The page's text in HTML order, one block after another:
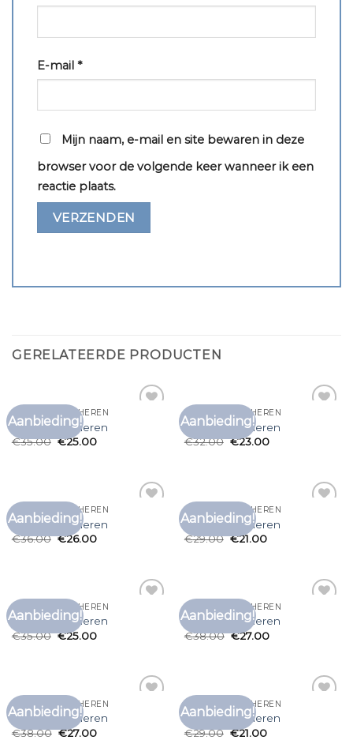
E-mail *
Mijn naam, e-mail en site bewaren in deze
browser voor de volgende keer wanneer ik een
reactie plaats.
GERELATEERDE PRODUCTEN
Aanbieding!
EFFEN T SHIRT HEREN
effen t shirt heren
€35.00 €25.00
Aanbieding!
EFFEN T SHIRT HEREN
effen t shirt heren
€32.00 €23.00
Aanbieding!
EFFEN T SHIRT HEREN
effen t shirt heren
€36.00 €26.00
Aanbieding!
EFFEN T SHIRT HEREN
effen t shirt heren
€29.00 €21.00
Aanbieding!
EFFEN T SHIRT HEREN
effen t shirt heren
€35.00 €25.00
Aanbieding!
EFFEN T SHIRT HEREN
effen t shirt heren
€38.00 €27.00
Aanbieding!
EFFEN T SHIRT HEREN
effen t shirt heren
€38.00 €27.00
Aanbieding!
EFFEN T SHIRT HEREN
effen t shirt heren
€29.00 €21.00